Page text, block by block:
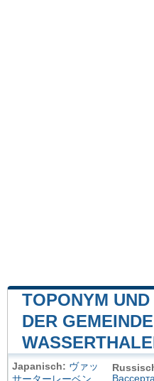
TOPONYM
DER GEMEINDE
Japanisch: ヴァッ